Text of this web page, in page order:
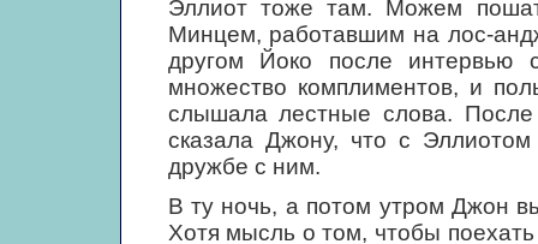
Эллиот тоже там. Можем
Минцем, работавшим на лос-
другом Йоко после интервью
множество комплиментов, и
слышала лестные слова. После
сказала Джону, что с
дружбе с ним.
В ту ночь, а потом утром Джон
Хотя мысль о том, чтобы